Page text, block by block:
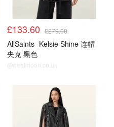
£133.60 £279.00
AllSaints Kelsie Shine 连帽
夹克 黑色
@dealmoon.co.uk